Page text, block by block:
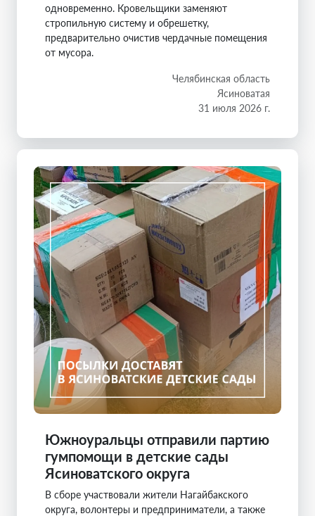
одновременно. Кровельщики заменяют
стропильную систему и обрешетку,
предварительно очистив чердачные помещения
от мусора.
Челябинская область
Ясиноватая
31 июля 2026 г.
Южноуральцы отправили партию
гумпомощи в детские сады
Ясиноватского округа
В сборе участвовали жители Нагайбакского
округа, волонтеры и предприниматели, а также